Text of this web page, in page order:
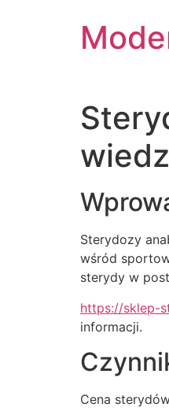
Sterydozy
wśród
sterydy w
https://sklep-
informacji.
Cena